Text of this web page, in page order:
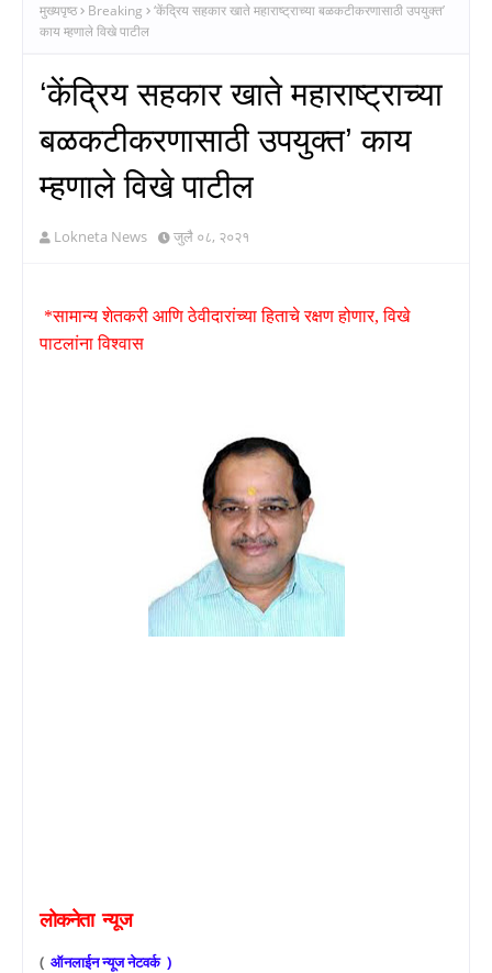
मुख्यपृष्ठ Breaking
‘केंद्रिय सहकार खाते महाराष्ट्राच्या बळकटीकरणासाठी उपयुक्त’
काय म्हणाले विखे पाटील
‘केंद्रिय सहकार खाते महाराष्ट्राच्या
बळकटीकरणासाठी उपयुक्त’ काय
म्हणाले विखे पाटील
Lokneta News जुलै ०८, २०२१
*सामान्य शेतकरी आणि ठेवीदारांच्या हिताचे रक्षण होणार,विखे
पाटलांना विश्वास
लोकनेता न्यूज
( ऑनलाईनन्यूजनेटवर्क)